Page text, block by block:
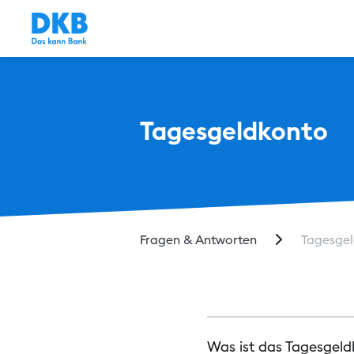
Tagesgeldkonto
Fragen & Antworten
Was ist das